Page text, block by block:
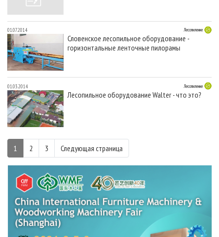
01.07.2014 Лесопиление
Словенское лесопильное оборудование -
горизонтальные ленточные пилорамы
01.03.2014 Лесопиление
Лесопильное оборудование Walter - что это?
1 2 3 Следующая страница